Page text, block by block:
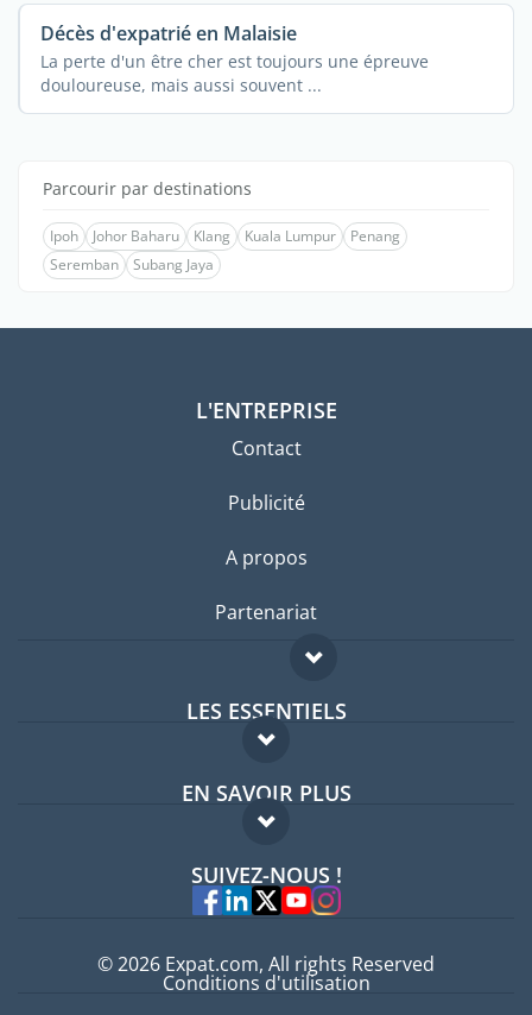
Décès d'expatrié en Malaisie
La perte d'un être cher est toujours une épreuve
douloureuse, mais aussi souvent ...
Parcourir par destinations
Ipoh Johor Baharu Klang Kuala Lumpur
Penang
Seremban
Subang Jaya
L'ENTREPRISE
Contact
Publicité
A propos
Partenariat
LES ESSENTIELS
Forum expatriés
Guides pays
EN SAVOIR PLUS
FAQ
Experts
SUIVEZ-NOUS !
© 2026 Expat.com, All rights Reserved
Conditions d'utilisation